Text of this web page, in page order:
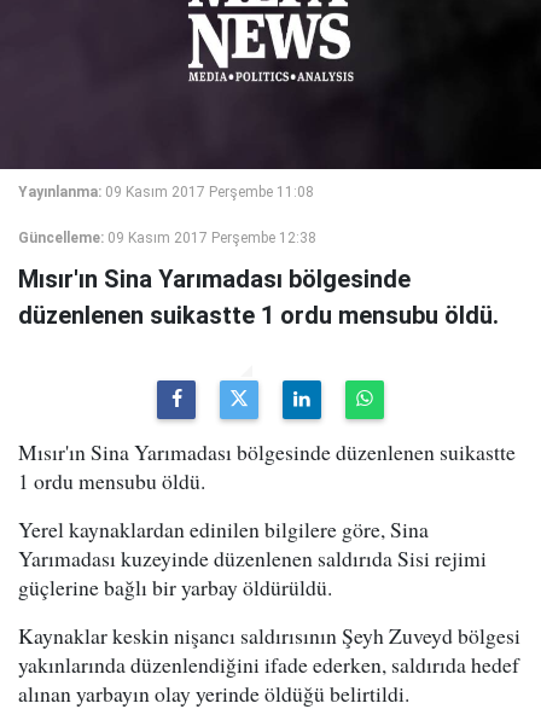
Yayınlanma: 09 Kasım 2017 Perşembe 11:08
Güncelleme: 09 Kasım 2017 Perşembe 12:38
Mısır'ın Sina Yarımadası bölgesinde
düzenlenen suikastte 1 ordu mensubu öldü.
Mısır'ın Sina Yarımadası bölgesinde düzenlenen suikastte
1 ordu mensubu öldü.
Yerel kaynaklardan edinilen bilgilere göre, Sina
Yarımadası kuzeyinde düzenlenen saldırıda Sisi rejimi
güçlerine bağlı bir yarbay öldürüldü.
Kaynaklar keskin nişancı saldırısının Şeyh Zuveyd bölgesi
yakınlarında düzenlendiğini ifade ederken, saldırıda hedef
alınan yarbayın olay yerinde öldüğü belirtildi.